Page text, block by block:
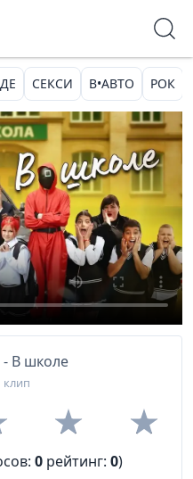
СЕКСИ В•АВТО РОК
- В школе
клип
0 рейтинг: 0)